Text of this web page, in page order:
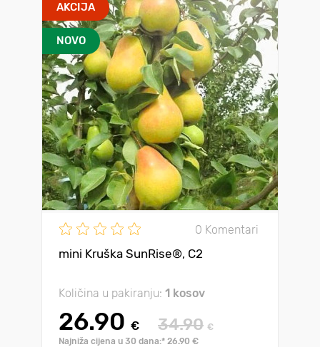
AKCIJA
NOVO
0 Komentari
mini Kruška SunRise®, C2
Količina u pakiranju: 1 kosov
26.90 € 34.90 €
Najniža cijena u 30 dana:* 26.90 €